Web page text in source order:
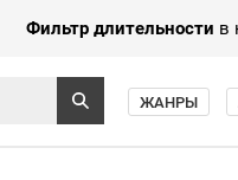
Фильтр длительности в
ЖАНРЫ